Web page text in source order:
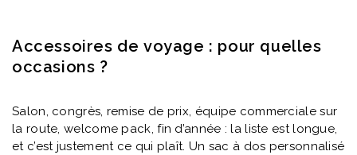
Accessoires de voyage : pour quelles
occasions ?
Salon, congrès, remise de prix, équipe commerciale sur
la route, welcome pack, fin d’année : la liste est longue,
et c’est justement ce qui plaît. Un sac à dos personnalisé